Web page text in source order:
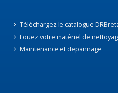
Téléchargez le catalogue
Louez votre matériel de
Maintenance et dépannage